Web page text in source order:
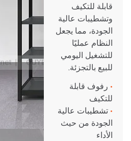
قابلة للتكيف
وتشطيبات عالية
الجودة، مما يجعل
النظام عمليًا
للتشغيل اليومي
للبيع بالتجزئة.
• رفوف قابلة
للتكيف
• تشطيبات عالية
الجودة من حيث
الأداء